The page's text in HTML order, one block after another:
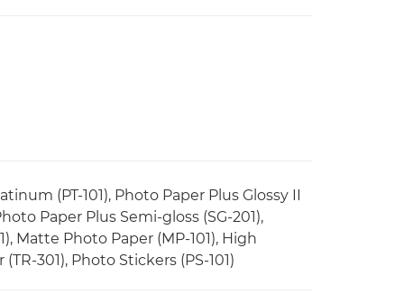
(PT-101), Photo Paper Plus Glossy II
Paper Plus Semi-gloss (SG-201),
Matte Photo Paper (MP-101), High
301), Photo Stickers (PS-101)